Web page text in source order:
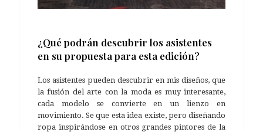
¿Qué podrán descubrir los asistentes
en su propuesta para esta edición?
Los asistentes pueden descubrir en mis diseños, que
la fusión del arte con la moda es muy interesante,
cada modelo se convierte en un lienzo en
movimiento. Se que esta idea existe, pero diseñando
ropa inspirándose en otros grandes pintores de la